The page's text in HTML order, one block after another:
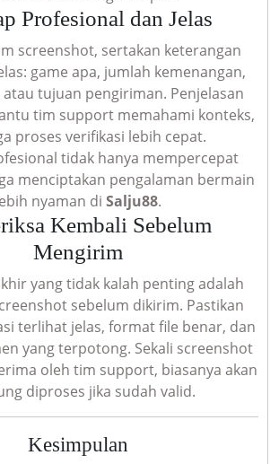
Profesional dan Jelas
screenshot, sertakan keterangan
game apa, jumlah kemenangan,
tujuan pengiriman. Penjelasan
tim support memahami konteks,
proses verifikasi lebih cepat.
tidak hanya mempercepat
menciptakan pengalaman bermain
nyaman di Salju88.
Kembali Sebelum
Mengirim
yang tidak kalah penting adalah
sebelum dikirim. Pastikan
terlihat jelas, format file benar, dan
yang terpotong. Sekali screenshot
oleh tim support, biasanya akan
diproses jika sudah valid.
Kesimpulan